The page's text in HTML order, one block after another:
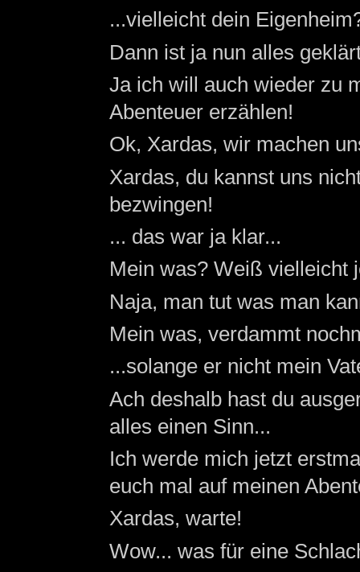
...vielleicht dein
Dann ist ja nun alles
Ja ich will auch wieder zu
Abenteuer erzählen!
Ok, Xardas, wir machen
Xardas, du kannst uns
bezwingen!
... das war ja klar...
Mein was? Weiß vielleicht
Naja, man tut was man
Mein was, verdammt
...solange er nicht mein
Ach deshalb hast du
alles einen Sinn...
Ich werde mich jetzt
euch mal auf meinen
Xardas, warte!
Wow... was für eine